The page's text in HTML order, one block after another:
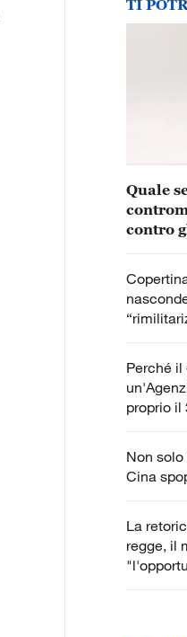
TI
Quale
contro
Perché
proprio il
Non
Cina
La
regge, il